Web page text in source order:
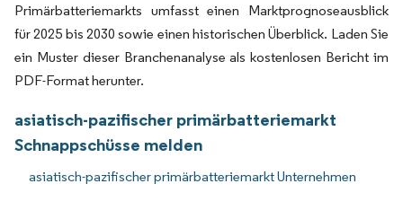
Primärbatteriemarkts umfasst einen Marktprognoseausblick
für 2025 bis 2030 sowie einen historischen Überblick. Laden Sie
ein Muster dieser Branchenanalyse als kostenlosen Bericht im
PDF-Format herunter.
asiatisch-pazifischer primärbatteriemarkt
Schnappschüsse melden
asiatisch-pazifischer primärbatteriemarkt Unternehmen